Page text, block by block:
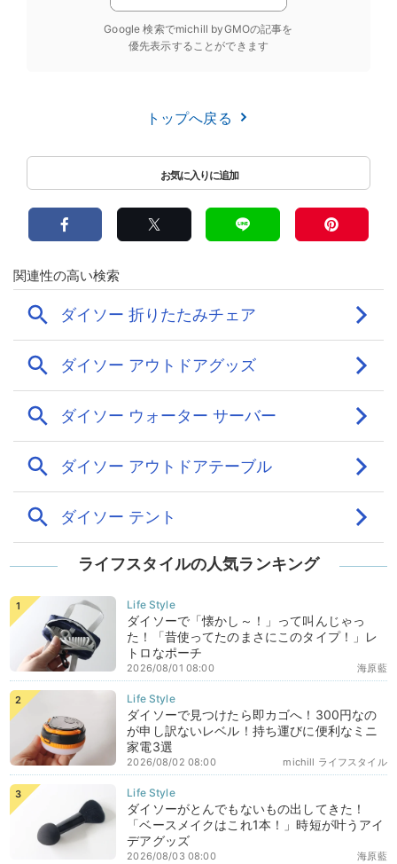
Google 検索でmichill byGMOの記事を
優先表示することができます
トップへ戻る
ライフスタイルの人気ランキング
ダイソーで「懐かし～！」って叫んじゃっ
た！「昔使ってたのまさにこのタイプ！」レ
トロなポーチ
海原藍
2026/08/01 08:00
ダイソーで見つけたら即カゴへ！300円なの
が申し訳ないレベル！持ち運びに便利なミニ
家電3選
michill ライフスタイル
2026/08/02 08:00
ダイソーがとんでもないもの出してきた！
「ベースメイクはこれ1本！」時短が叶うアイ
デアグッズ
海原藍
2026/08/03 08:00